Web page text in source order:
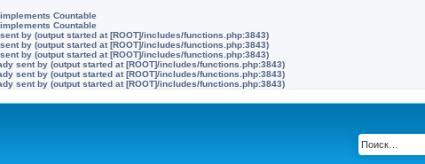
Countable
Countable
by (output started at [ROOT]/includes/functions.php:3843)
by (output started at [ROOT]/includes/functions.php:3843)
by (output started at [ROOT]/includes/functions.php:3843)
sent by (output started at [ROOT]/includes/functions.php:3843)
sent by (output started at [ROOT]/includes/functions.php:3843)
sent by (output started at [ROOT]/includes/functions.php:3843)